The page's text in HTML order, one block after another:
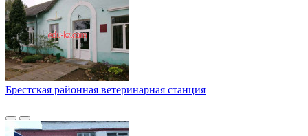
Брестская районная ветеринарная станция